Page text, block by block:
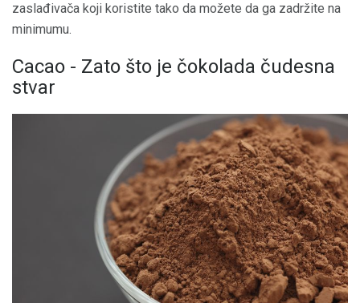
zaslađivača koji koristite tako da možete da ga zadržite na
minimumu.
Cacao - Zato što je čokolada čudesna
stvar